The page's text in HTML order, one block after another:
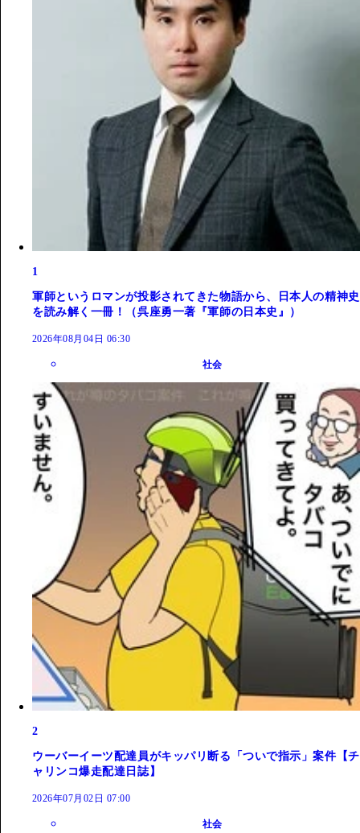
1
軍師というロマンが投影されてきた物語から、日本人の精神史
を読み解く一冊！（呉座勇一著『軍師の日本史』）
2026年08月04日 06:30
社会
2
ウーバーイーツ配達員がキッパリ断る「ついで指示」案件【チ
ャリンコ爆走配達日誌】
2026年07月02日 07:00
社会